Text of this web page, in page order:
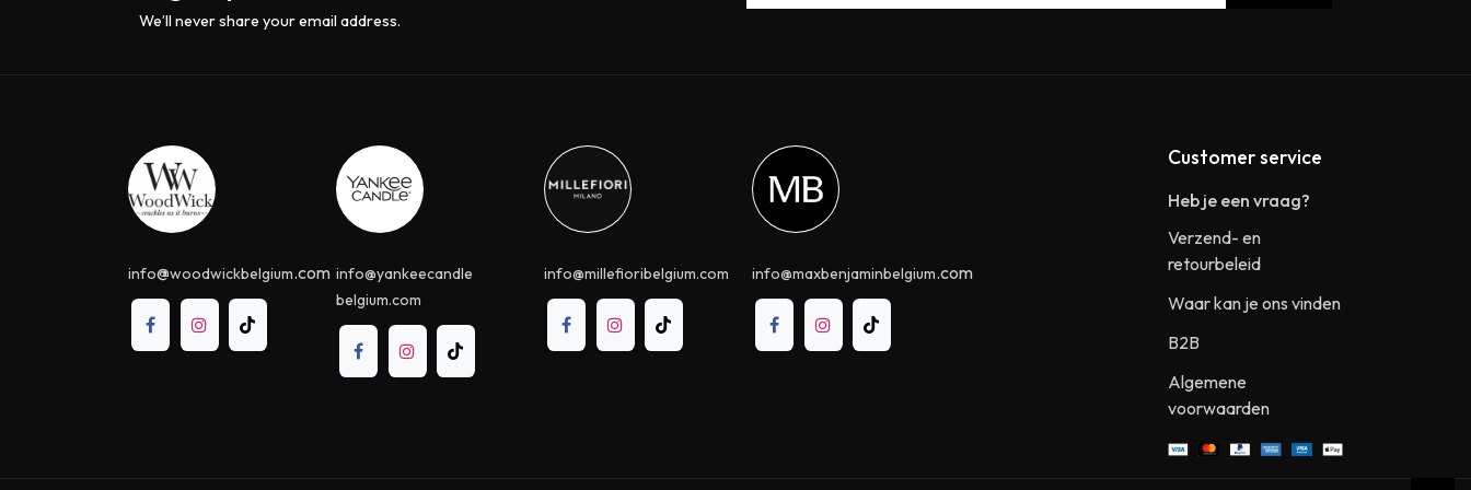
We’ll never share your email address.
info@woodwickbelgium.com info@yankeecandle​
belgium.com
info@millefioribelgium.com info@maxbenjaminbelgium.com
Customer service
Heb je een vraag?
Verzend- en
retourbeleid
Waar kan je ons vinden
B2B
Algemene
voorwaarden